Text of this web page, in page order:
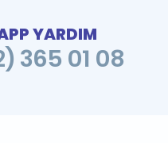
YARDIM
365 01 08